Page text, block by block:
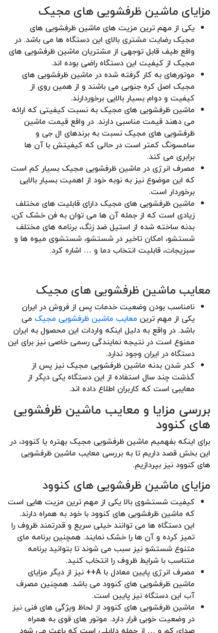
مزایای ماشین ظرفشویی های مجیک
یکی از مهم ترین مزیت های ماشین ظرفشویی های
مجیک رضایت مشتری بالای این دستگاه ها می باشد. در
واقع طیف قابل توجهی از مشتریان ماشین ظرفشویی های
مجیک از کیفیت این دستگاه راضی بوده اند.
موتورهای به کار گرفته شده در ماشین ظرفشویی های
مجیک اصل کره جنوبی می باشند و از همین روی از
کیفیت و دوام بسیار بالایی برخوردارند.
ماشین ظرفشویی های مجیک به نسبت کیفیتی که ارائه
می دهند قیمت مناسبی دارند. در واقع قیمت ماشین
ظرفشویی های مجیک نسبت به برندهای ال جی و
سامسونگ کمتر است در حالی که کیفیتش با آن ها
برابری می کند.
مصرف انرژی در ماشین ظرفشویی مجیک بسیار کم است
که این موضوع نیز به نوبه خود از اهمیت بسیار بالایی
برخوردار است.
ماشین ظرفشویی های مجیک دارای قابلیت های مختلف
زیادی است که از جمله آن ها می توان به فن خشک کن،
بدنه ساخته شده از استیل ضد زنگ، برنامه های مختلف
شستشو، امکان تاخیر در شستشو، شستشوی میوه ها و
سبزیجات، قابلیت انتخاب دما و … اشاره کرد.
معایب ماشین ظرفشویی های مجیک
نامناسب بودن وضعیت خدمات پس از فروش در ایران
یکی از مهم ترین معایب ماشین ظرفشویی مجیک می
باشد. در واقع به دلیل اینکه واردات این محصول به ایران
ممنوع است در نتیجه نمایندگی رسمی خاصی نیز برای این
دستگاه در ایران وجود ندارد.
کدر شدن بدنه ماشین ظرفشویی مجیک نیز پس از
گذشت چند سال استفاده از این دستگاه یکی دیگر از
معایبی است که کاربران اطلاع داده اند.
بررسی مزایا و معایب ماشین ظرفشویی
های کنوود
برای اینکه بفهمیم ماشین ظرفشویی مجیک بهتره یا کنوود، در
این بخش قصد داریم تا به بررسی معایب ماشین ظرفشویی
های کنوود نیز بپردازیم.
مزایای ماشین ظرفشویی های کنوود
کیفیت شستشوی بالا یکی از مهم ترین مزیت هایی است
که ماشین ظرفشویی های کنوود با خود به همراه دارند.
این دستگاه ها می توانند خیلی سریع و قدرتمند ظروف را
تمیز کرده و آن ها را خشک نمایند. همچنین برنامه مای
متنوع شستشو نیز سبب می شوند تا بتوانید برنامه
متناسب با شرایط ظروف را انتخاب کنید.
مصرف انرژی پایین معادل با A++ نیز از دیگر مزایای
ماشین ظرفشویی های کنوود می باشد. همچنین مصرف
آب این دستگاه نیز پایین است.
ماشین ظرفشویی های کنوود از لحاظ ویژگی های فنی نیز
در وضعیت خوبی قرار دارد. موتور های قوی به همراه